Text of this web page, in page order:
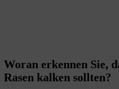
Woran erkennen Sie,
Rasen kalken sollten?